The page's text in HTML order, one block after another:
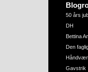
50 års
DH
Bettina
Den
Gavstrik